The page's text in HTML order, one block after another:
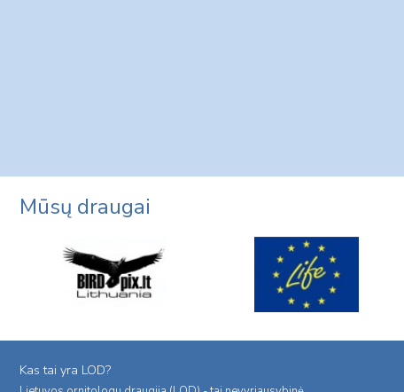
Mūsų draugai
Kas tai yra LOD?